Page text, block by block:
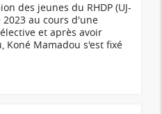
des jeunes du RHDP (UJ-
2023 au cours d'une
et après avoir
Koné Mamadou s'est fixé